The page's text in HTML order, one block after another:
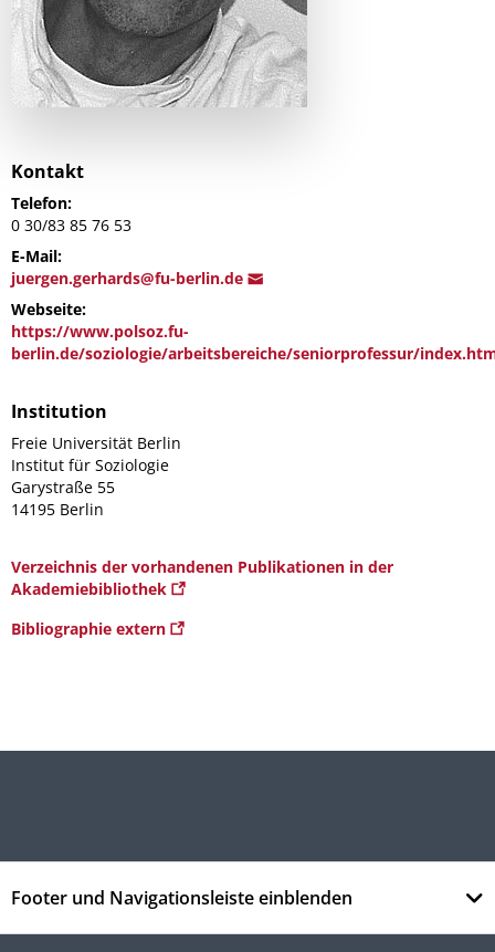
Kontakt
Telefon:
0 30/83 85 76 53
E-Mail:
juergen.gerhards@fu-berlin.de
Webseite:
https://www.polsoz.fu-
berlin.de/soziologie/arbeitsbereiche/seniorprofessur/
Institution
Freie Universität Berlin
Institut für Soziologie
Garystraße 55
14195 Berlin
Verzeichnis der vorhandenen Publikationen in der
Akademiebibliothek
Bibliographie extern
Footer und Navigationsleiste einblenden